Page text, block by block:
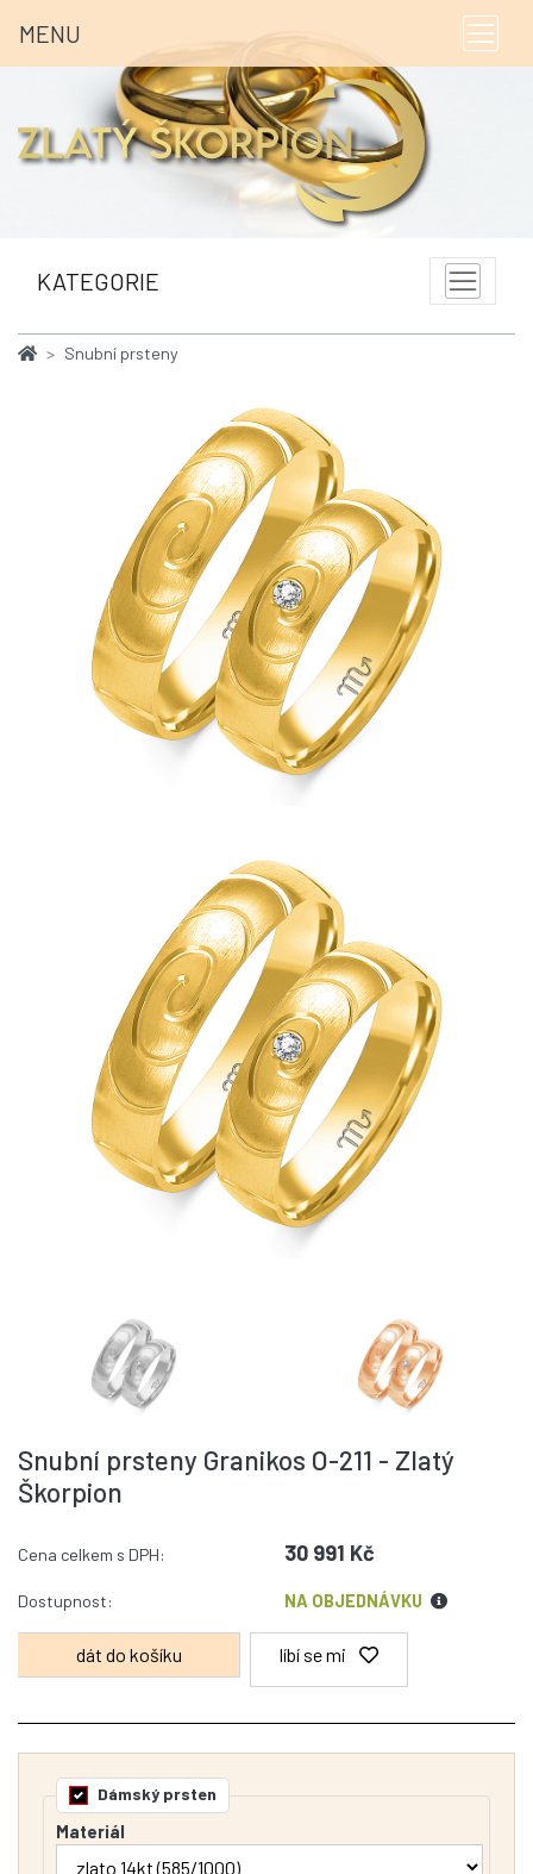
MENU
KATEGORIE
Snubní prsteny
Snubní prsteny Granikos O-211 - Zlatý
Škorpion
Cena celkem s DPH: 30 991 Kč
Dostupnost: NA OBJEDNÁVKU
líbí se mi
Dámský prsten
Materiál